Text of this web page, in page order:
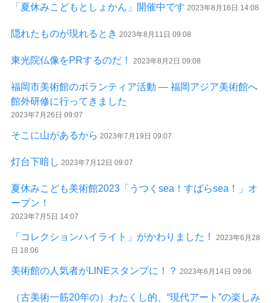
「夏休みこどもとしょかん」開催中です 2023年8月16日 14:08
隠れたものが現れるとき 2023年8月11日 09:08
東光院仏像をPRするのだ！ 2023年8月2日 09:08
福岡市美術館のボランティア活動 ― 福岡アジア美術館へ
館外研修に行ってきました
2023年7月26日 09:07
そこに山があるから 2023年7月19日 09:07
灯台下暗し 2023年7月12日 09:07
夏休みこども美術館2023「うつくsea！すばらsea！」オ
ープン！
2023年7月5日 14:07
「コレクションハイライト」がかわりました！
2023年6月28
日 18:06
美術館の人気者がLINEスタンプに！？ 2023年6月14日 09:06
（古美術一筋20年の）わたくし的、“現代アート”の楽しみ